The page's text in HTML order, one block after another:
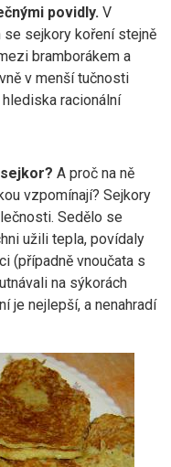
povidly. V
sejkory koření stejně
bramborákem a
v menší tučnosti
racionální
A proč na ně
vzpomínají? Sejkory
Sedělo se
užili tepla, povídaly
(případně vnoučata s
na sýkorách
je nejlepší, a nenahradí